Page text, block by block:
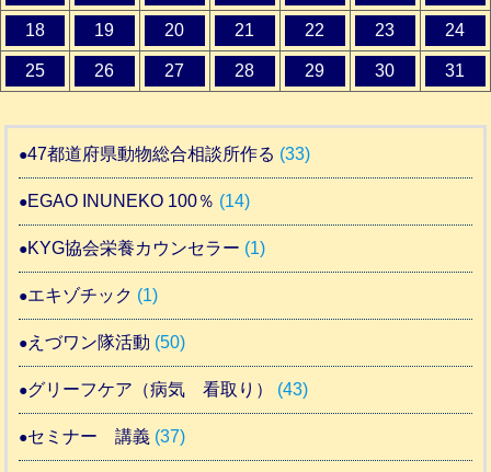
18 19 20 21 22 23 24
25 26 27 28 29 30 31
47都道府県動物総合相談所作る (33)
EGAO INUNEKO 100％ (14)
KYG協会栄養カウンセラー (1)
エキゾチック (1)
えづワン隊活動 (50)
グリーフケア（病気 看取り） (43)
セミナー 講義 (37)